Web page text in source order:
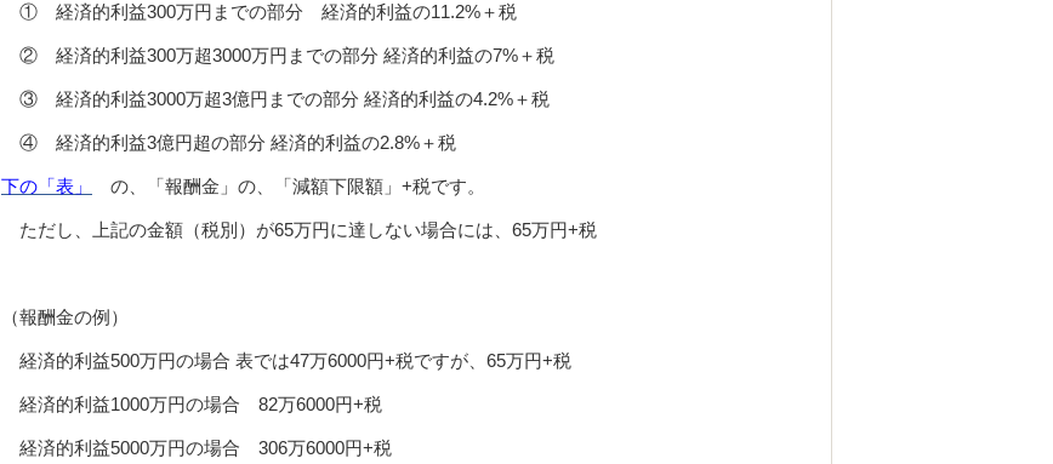
① 経済的利益300万円までの部分 経済的利益の11.2%＋税
② 経済的利益300万超3000万円までの部分 経済的利益の7%＋税
③ 経済的利益3000万超3億円までの部分 経済的利益の4.2%＋税
④ 経済的利益3億円超の部分 経済的利益の2.8%＋税
下の「表」 の、「報酬金」の、「減額下限額」+税です。
ただし、上記の金額（税別）が65万円に達しない場合には、65万円+税
（報酬金の例）
経済的利益500万円の場合 表では47万6000円+税ですが、65万円+税
経済的利益1000万円の場合 82万6000円+税
経済的利益5000万円の場合 306万6000円+税